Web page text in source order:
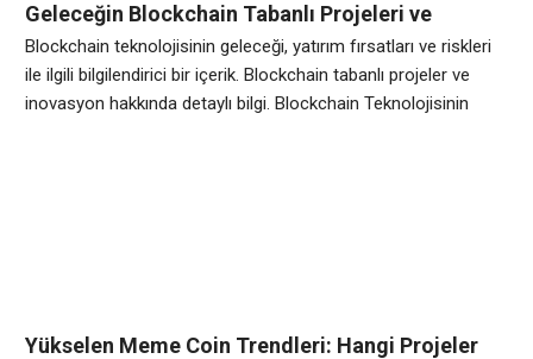
Geleceğin Blockchain Tabanlı Projeleri ve
Potansiyel Yatırım Fırsatları
Blockchain teknolojisinin geleceği, yatırım fırsatları ve riskleri
ile ilgili bilgilendirici bir içerik. Blockchain tabanlı projeler ve
inovasyon hakkında detaylı bilgi. Blockchain Teknolojisinin
Yükselen Meme Coin Trendleri: Hangi Projeler